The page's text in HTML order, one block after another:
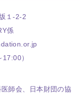
１-2-2
係
）
師会 日本財団の協